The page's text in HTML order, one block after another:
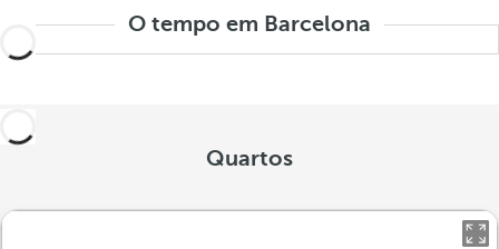
O tempo em Barcelona
Quartos